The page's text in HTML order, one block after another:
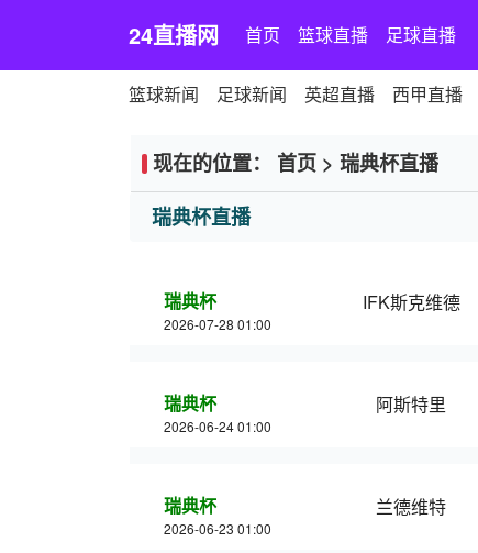
24直播网 首页 篮球直播 足球直播
篮球新闻 足球新闻 英超直播 西甲直播
现在的位置： 首页 > 瑞典杯直播
瑞典杯直播
瑞典杯
2026-07-28 01:00
IFK斯克维德
瑞典杯
2026-06-24 01:00
阿斯特里
瑞典杯
2026-06-23 01:00
兰德维特